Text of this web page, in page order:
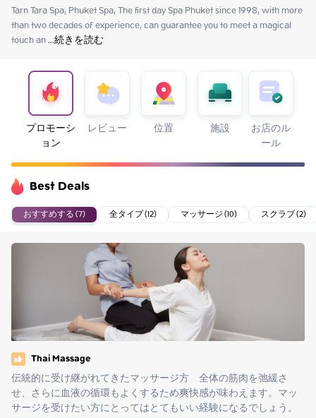
Friday 10:00 - 21:00
Saturday 10:00 - 21:00
Sunday
Tuesday 10:00 - 21:00
Wednesday 10:00 - 21:00
Thursday 10:00 - 21:00
Tarn Tara Spa, Phuket Spa, The first day Spa Phuket since 1998, with more
than two decades of experience, can guarantee you to meet a magical
touch an ...続きを読む
プロモーシ
ョン
レビュー 位置 施設 お店のル
ール
Best Deals
おすすめする (7) 全タイプ (12) マッサージ (10) スクラブ (2)
Thai Massage
伝統的に受け継がれてきたマッサージ方　全体の筋肉を弛緩さ
せ、さらに血液の循環もよくするため爽快感が味わえます。マッ
サージを受けたい方にとってはとてもいい経験になるでしょう。